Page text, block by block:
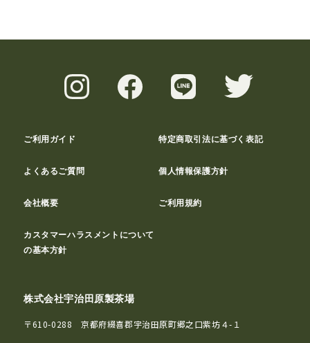
ご利用ガイド 特定商取引法に基づく表記
よくあるご質問 個人情報保護方針
会社概要 ご利用規約
カスタマーハラスメントについて
の基本方針
株式会社宇治田原製茶場
〒610-0288 京都府綴喜郡宇治田原町郷之口紫坊４-１